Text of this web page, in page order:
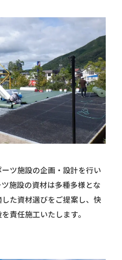
ツ施設の企画・設計を行い
ツ施設の資材は多種多様とな
た資材選びをご提案し、快
責任施工いたします。